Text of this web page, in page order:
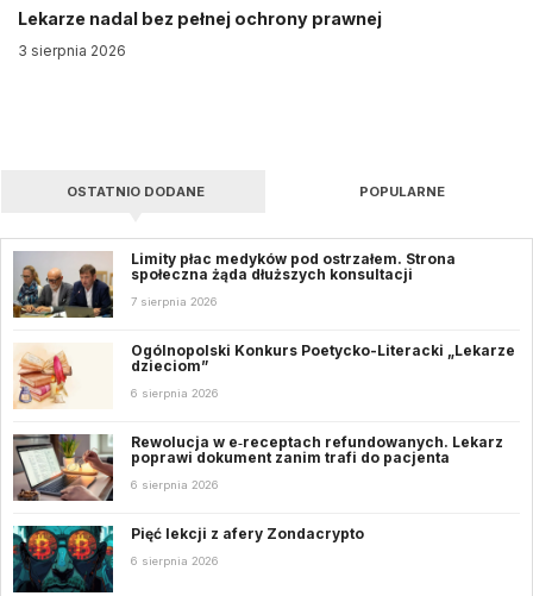
Lekarze nadal bez pełnej ochrony prawnej
3 sierpnia 2026
OSTATNIO DODANE POPULARNE
Limity płac medyków pod ostrzałem. Strona
społeczna żąda dłuższych konsultacji
7 sierpnia 2026
Ogólnopolski Konkurs Poetycko-Literacki „Lekarze
dzieciom”
6 sierpnia 2026
Rewolucja w e‑receptach refundowanych. Lekarz
poprawi dokument zanim trafi do pacjenta
6 sierpnia 2026
Pięć lekcji z afery Zondacrypto
6 sierpnia 2026